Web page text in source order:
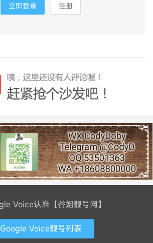
立即登录 注册
Voice认准【谷姐靓号网】
Google Voice靓号列表